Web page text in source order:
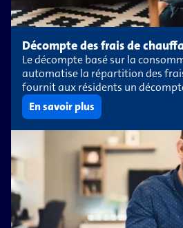
Décompte des frais de
Le décompte basé sur la
automatise la répartition des
fournit aux résidents un
En savoir plus